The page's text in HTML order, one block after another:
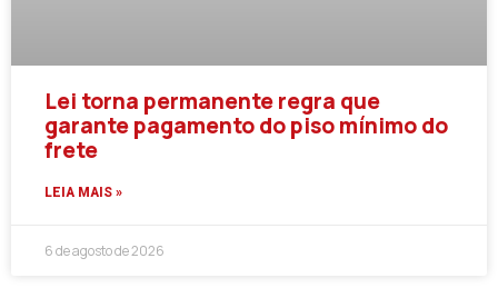
Lei torna permanente regra que
garante pagamento do piso mínimo do
frete
LEIA MAIS »
6 de agosto de 2026